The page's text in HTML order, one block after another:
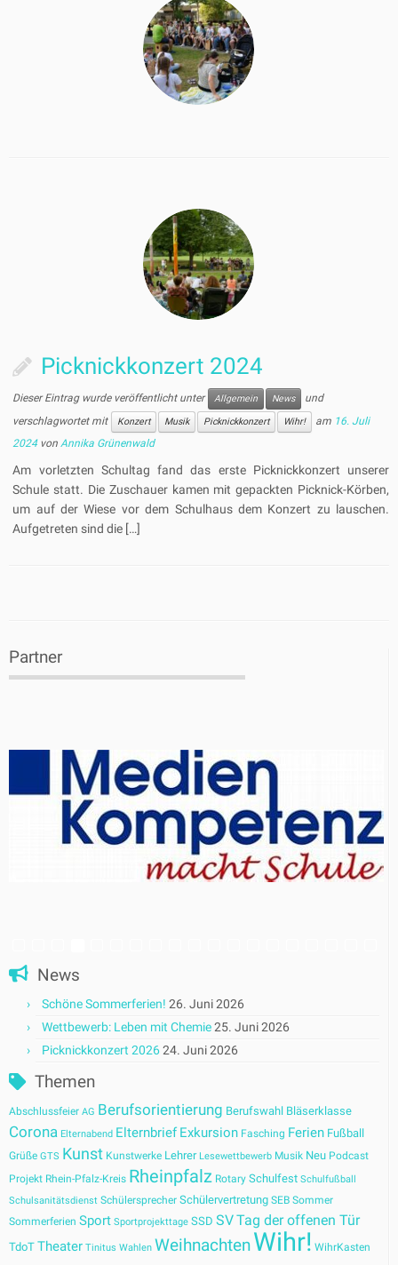
Picknickkonzert 2024
Dieser Eintrag wurde veröffentlicht unter Allgemein News
und
verschlagwortet mit
Konzert Musik Picknickkonzert Wihr! am 16. Juli
2024 vonAnnika Grünenwald
Am vorletzten Schultag fand das erste Picknickkonzert unserer
Schule statt. Die Zuschauer kamen mit gepackten Picknick-Körben,
um auf der Wiese vor dem Schulhaus dem Konzert zu lauschen.
Aufgetreten sind die […]
Partner
News
Schöne Sommerferien! 26. Juni 2026
Wettbewerb: Leben mit Chemie25. Juni 2026
Picknickkonzert 202624. Juni 2026
Themen
Abschlussfeier AG Berufsorientierung Berufswahl Bläserklasse
Corona Elternabend Elternbrief Exkursion Fasching Ferien Fußball
Grüße GTS Kunst Kunstwerke Lehrer Lesewettbewerb Musik Neu Podcast
Projekt Rhein-Pfalz-Kreis Rheinpfalz Rotary Schulfest Schulfußball
Schulsanitätsdienst Schülersprecher Schülervertretung SEB Sommer
Sommerferien Sport Sportprojekttage SSD SVTag der offenen Tür
TdoT Theater Tinitus Wahlen WeihnachtenWihr! WihrKasten